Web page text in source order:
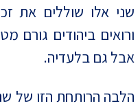
שני אלו שוללים את
ורואים ביהודים גורם
אבל גם בלעדיה.
הלבה הרותחת הזו של